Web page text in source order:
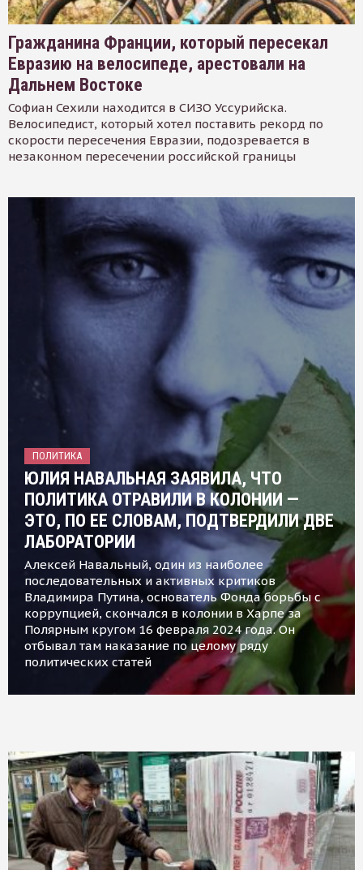
Гражданина Франции, который пересекал
Евразию на велосипеде, арестовали на
Дальнем Востоке
Софиан Сехили находится в СИЗО Уссурийска.
Велосипедист, который хотел поставить рекорд по
скорости пересечения Евразии, подозревается в
незаконном пересечении российской границы
ПОЛИТИКА
ЮЛИЯ НАВАЛЬНАЯ ЗАЯВИЛА, ЧТО
ПОЛИТИКА ОТРАВИЛИ В КОЛОНИИ —
ЭТО, ПО ЕЕ СЛОВАМ, ПОДТВЕРДИЛИ ДВЕ
ЛАБОРАТОРИИ
Алексей Навальный, один из наиболее
последовательных и активных критиков
Владимира Путина, основатель Фонда борьбы с
коррупцией, скончался в колонии в Харпе за
Полярным кругом 16 февраля 2024 года. Он
отбывал там наказание по целому ряду
политических статей